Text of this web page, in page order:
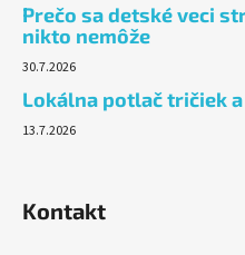
Prečo sa detské veci
nikto nemôže
30.7.2026
Lokálna potlač tričiek a
13.7.2026
Kontakt